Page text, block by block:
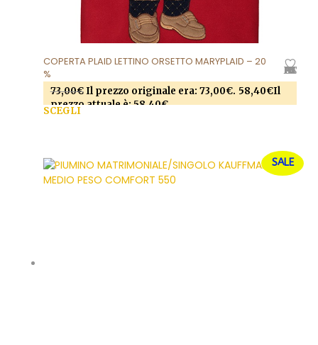
AGGIUNGI ALLA LISTA DEI DESIDERI
COPERTA PLAID LETTINO ORSETTO MARYPLAID – 20
%
73,00€ Il prezzo originale era: 73,00€. 58,40€Il
prezzo attuale è: 58,40€.
SCEGLI
possono essere scelte nella pagina del prodotto
SALE